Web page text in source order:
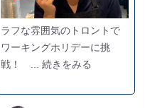
ラフな雰囲気のトロントで
ワーキングホリデーに挑
戦！ ... 続きをみる